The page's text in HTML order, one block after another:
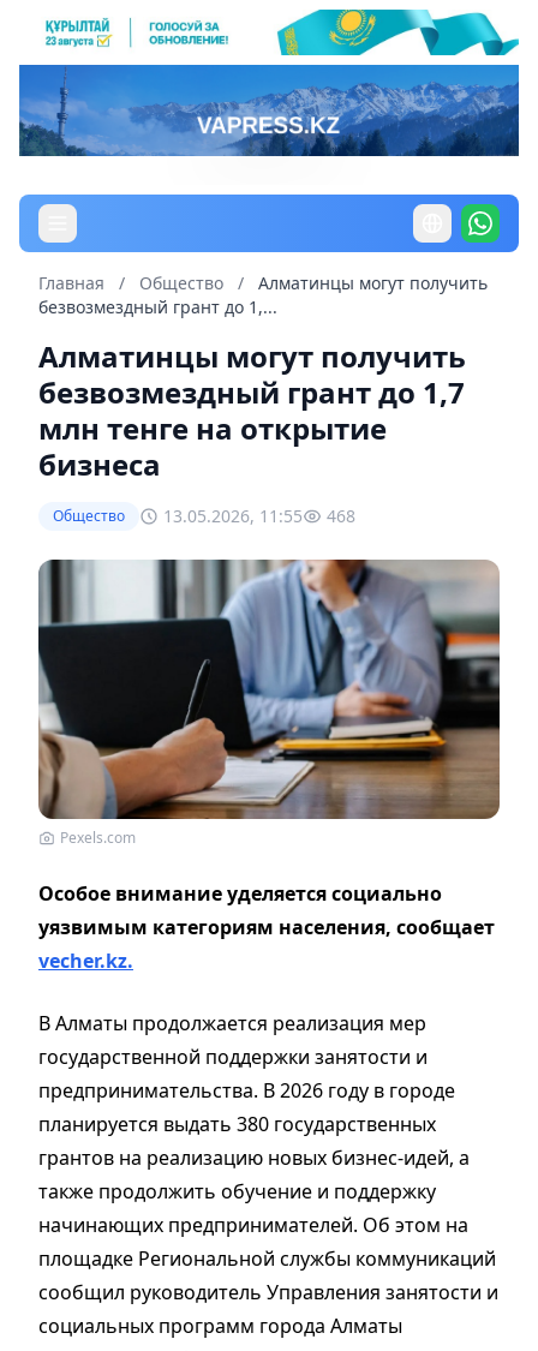
Главная / Общество /
Алматинцы могут получить
безвозмездный грант до 1,...
Алматинцы могут получить
безвозмездный грант до 1,7
млн тенге на открытие
бизнеса
Общество 13.05.2026, 11:55 468
Pexels.com
Особое внимание уделяется социально
уязвимым категориям населения, сообщает
vecher.kz.
В Алматы продолжается реализация мер
государственной поддержки занятости и
предпринимательства. В 2026 году в городе
планируется выдать 380 государственных
грантов на реализацию новых бизнес-идей, а
также продолжить обучение и поддержку
начинающих предпринимателей. Об этом на
площадке Региональной службы коммуникаций
сообщил руководитель Управления занятости и
социальных программ города Алматы